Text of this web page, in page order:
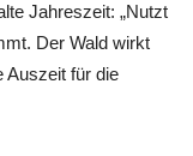
Jahreszeit: „Nutzt
Der Wald wirkt
Auszeit für die